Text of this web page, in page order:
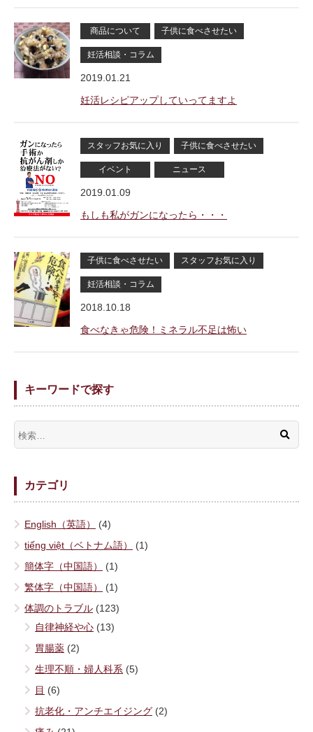
商品について 子供に食べさせたい
妊活相談・コラム
2019.01.21
妊活レシピアップしていってますよ
スタッフお気に入り 子供に食べさせたい
イベント ニュース
2019.01.09
もしも私がガンになったら・・・
子供に食べさせたい スタッフお気に入り
妊活相談・コラム
2018.10.18
食べなきゃ危険！ミネラル不足は怖い
キーワードで探す
カテゴリ
English（英語）
(4)
tiếng việt（ベトナム語）
(1)
簡体字（中国語）
(1)
繁体字（中国語）
(1)
体調のトラブル (123)
自律神経や心 (13)
胃腸薬 (2)
生理不順・婦人科系 (5)
目 (6)
抗老化・アンチエイジング (2)